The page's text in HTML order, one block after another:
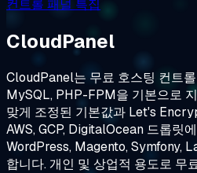
컨트롤 패널 특집
CloudPanel
CloudPanel는 무료 호스팅 컨트
MySQL, PHP-FPM을 기본으로
맞게 조정된 기본값과 Let's
AWS, GCP, DigitalOcean 드롭릿
WordPress, Magento, Symfony,
합니다. 개인 및 상업적 용도로 무